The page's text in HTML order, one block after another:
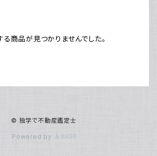
る商品が見つかりませんでした。
© 独学で不動産鑑定士
Powered by